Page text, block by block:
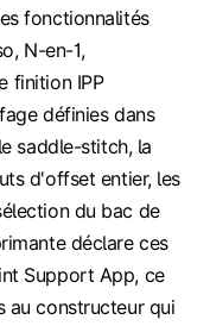
fonctionnalités
N-en-1,
finition IPP
définies dans
saddle-stitch, la
d'offset entier, les
du bac de
déclare ces
Support App, ce
au constructeur qui